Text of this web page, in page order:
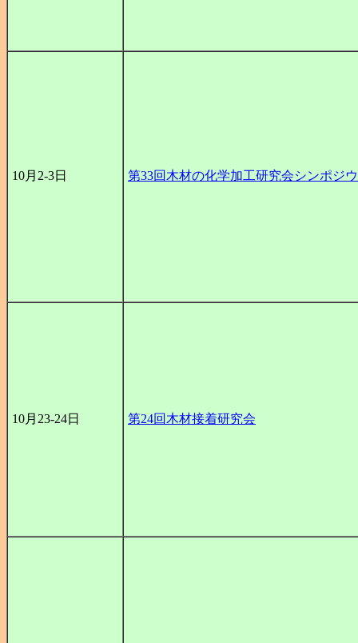
10月2-3日 第33回木材の化学加工研究会シンポジ
10月23-24日 第24回木材接着研究会